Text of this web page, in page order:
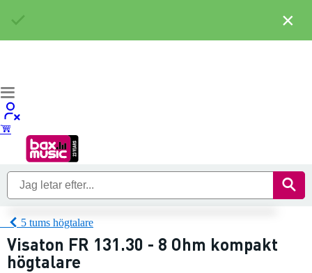
5 tums högtalare
Visaton FR 131.30 - 8 Ohm kompakt
högtalare
×